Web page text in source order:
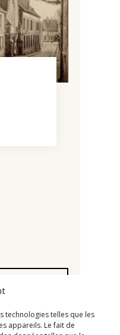
technologies telles que les
appareils. Le fait de